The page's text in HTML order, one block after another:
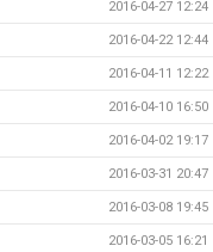
2016-04-27 12:24
2016-04-22 12:44
2016-04-11 12:22
2016-04-10 16:50
2016-04-02 19:17
2016-03-31 20:47
2016-03-08 19:45
2016-03-05 16:21